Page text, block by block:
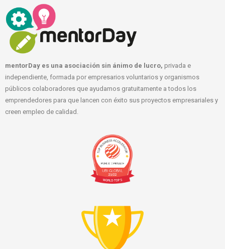
mentorDay es una asociación sin ánimo de lucro, privada e
independiente, formada por empresarios voluntarios y organismos
públicos colaboradores que ayudamos gratuitamente a todos los
emprendedores para que lancen con éxito sus proyectos empresariales y
creen empleo de calidad.